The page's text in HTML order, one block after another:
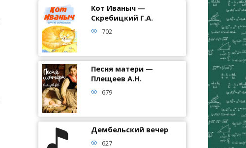
Кот Иваныч —
Скребицкий Г.А.
702
Песня матери —
Плещеев А.Н.
679
Дембельский вечер
627